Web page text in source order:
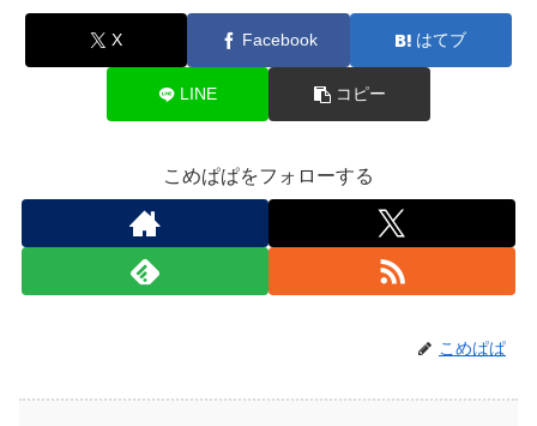
X Facebook はてブ
LINE コピー
こめぱぱをフォローする
こめぱぱ